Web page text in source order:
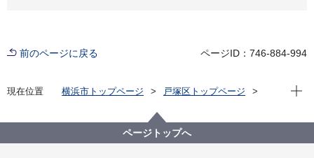
前のページに戻る ページID：746-884-994
現在位置 横浜市トップページ
戸塚区トップページ
こどもと遊ぼう・仲間をみつけよう
こどもと遊ぼう・仲間をみつけよう
現在
ページトップへ